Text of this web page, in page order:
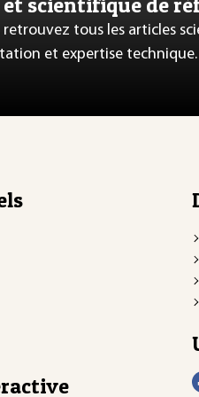
tous les articles
et expertise technique.